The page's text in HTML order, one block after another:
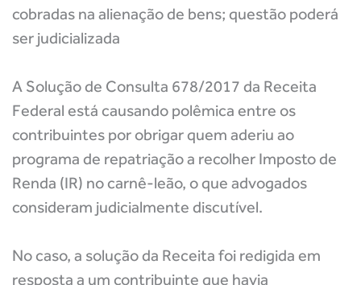
cobradas na alienação de bens; questão poderá
ser judicializada
A Solução de Consulta 678/2017 da Receita
Federal está causando polêmica entre os
contribuintes por obrigar quem aderiu ao
programa de repatriação a recolher Imposto de
Renda (IR) no carnê-leão, o que advogados
consideram judicialmente discutível.
No caso, a solução da Receita foi redigida em
resposta a um contribuinte que havia